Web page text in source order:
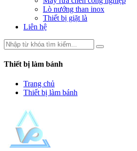
Lò nướng than inox
Thiết bị giặt là
Liên hệ
Thiết bị làm bánh
Trang chủ
Thiết bị làm bánh